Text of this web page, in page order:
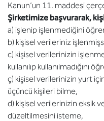
Kanun’un 11. maddesi
Şirketimize başvurarak,
a) işlenip işlenmediğini
b) kişisel verileriniz
c) kişisel verilerinizin
kullanılıp kullanılmadığını
ç) kişisel verilerinizin yurt
üçüncü kişileri bilme,
d) kişisel verilerinizin eksik
düzeltilmesini isteme,